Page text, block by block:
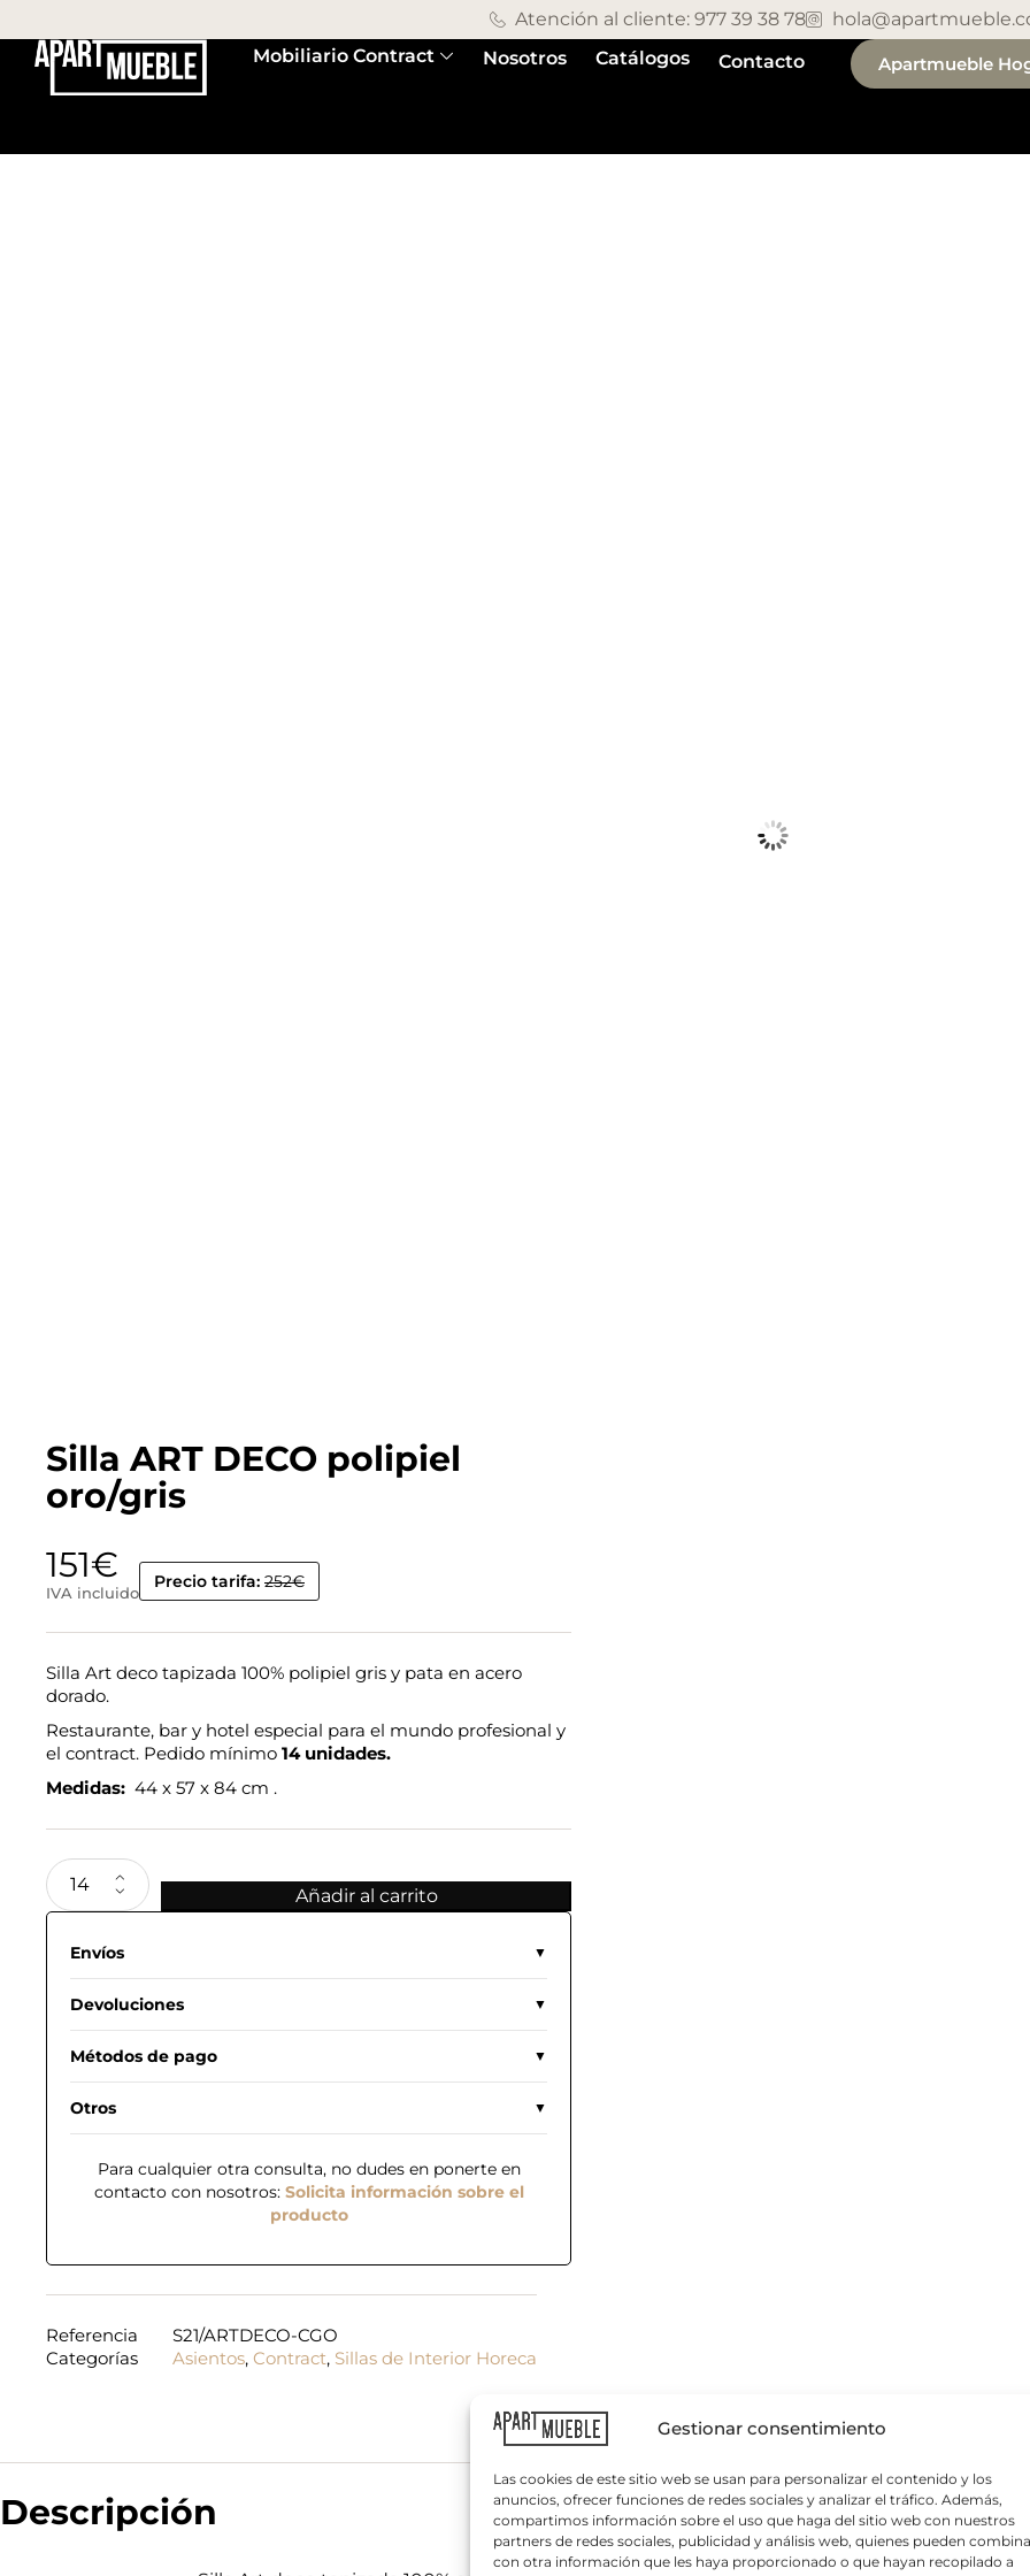
Gestionar consentimiento
Las cookies de este sitio web se usan para personalizar el contenido y los
anuncios, ofrecer funciones de redes sociales y analizar el tráfico. Además,
compartimos información sobre el uso que haga del sitio web con nuestros
partners de redes sociales, publicidad y análisis web, quienes pueden
con otra información que les haya proporcionado o que hayan recopilado a
Atención al cliente: 977 39 38 78
Mobiliario Contract
Nosotros Catálogos Contacto Apartmueble
Silla ART DECO polipiel
oro/gris
151€
IVA incluido
Precio tarifa: 252€
Silla Art deco tapizada 100% polipiel gris y pata en acero
dorado.
Restaurante, bar y hotel especial para el mundo profesional y
el contract. Pedido mínimo 14 unidades.
Medidas: 44 x 57 x 84 cm .
Añadir al carrito
Envíos
Devoluciones
Métodos de pago
Otros
Para cualquier otra consulta, no dudes en ponerte en
contacto con nosotros: Solicita información sobre el
producto
Referencia
S21/ARTDECO-CGO
Categorías
Asientos, Contract, Sillas de Interior Horeca
Descripción
N
eT
o
e
e
l
e
c
t
c